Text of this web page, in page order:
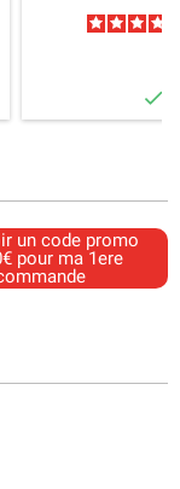

un code promo
pour ma 1ere